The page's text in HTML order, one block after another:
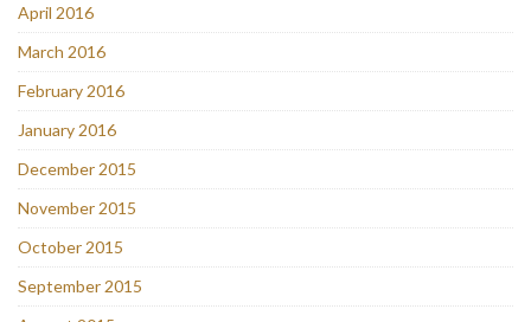
April 2016
March 2016
February 2016
January 2016
December 2015
November 2015
October 2015
September 2015